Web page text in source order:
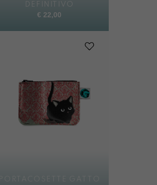
DEFINITIVO
€ 22,00